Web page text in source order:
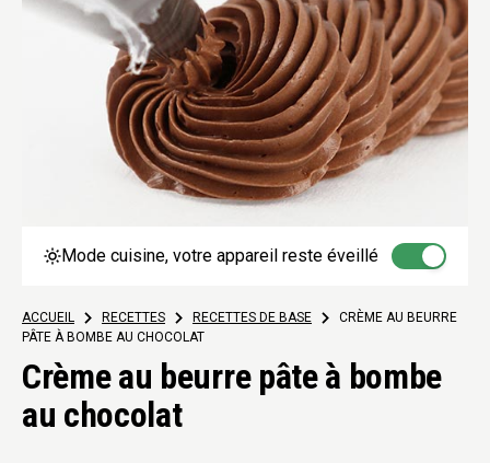
Mode cuisine, votre appareil reste éveillé
ACCUEIL > RECETTES > RECETTES DE BASE >
CRÈME AU BEURRE
PÂTE À BOMBE AU CHOCOLAT
Crème au beurre pâte à bombe
au chocolat